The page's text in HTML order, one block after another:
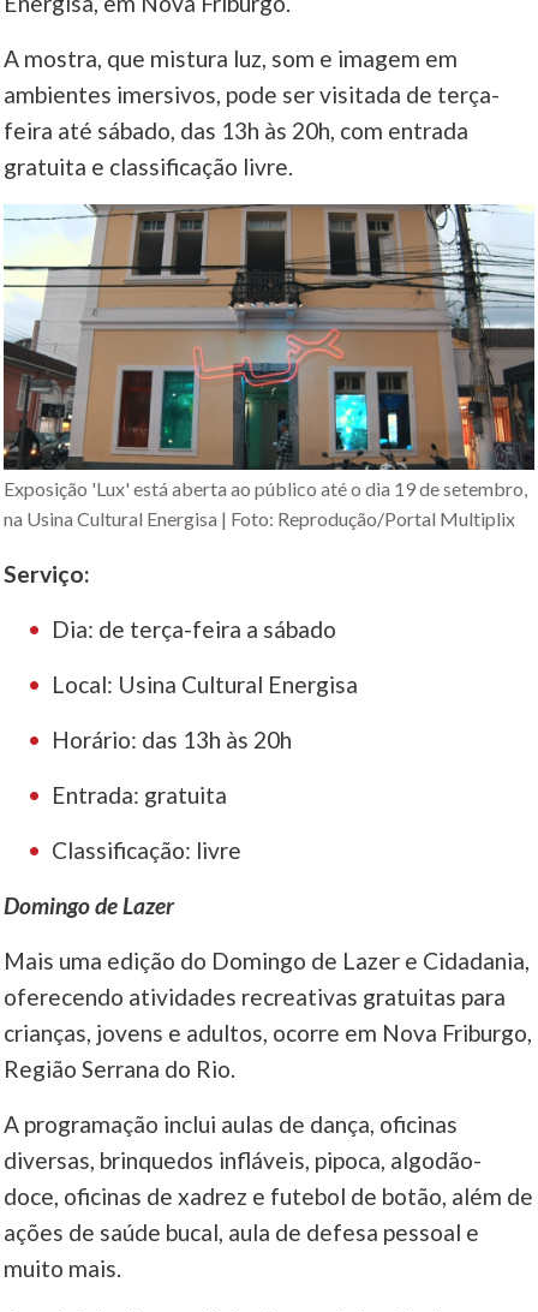
A mostra, que mistura luz, som e imagem em
ambientes imersivos, pode ser visitada de terça-
feira até sábado, das 13h às 20h, com entrada
gratuita e classificação livre.
Exposição 'Lux' está aberta ao público até o dia 19 de setembro,
na Usina Cultural Energisa | Foto: Reprodução/Portal Multiplix
Serviço:
Dia: de terça-feira a sábado
Local: Usina Cultural Energisa
Horário: das 13h às 20h
Entrada: gratuita
Classificação: livre
Domingo de Lazer
Mais uma edição do Domingo de Lazer e Cidadania,
oferecendo atividades recreativas gratuitas para
crianças, jovens e adultos, ocorre em Nova Friburgo,
Região Serrana do Rio.
A programação inclui aulas de dança, oficinas
diversas, brinquedos infláveis, pipoca, algodão-
doce, oficinas de xadrez e futebol de botão, além de
ações de saúde bucal, aula de defesa pessoal e
muito mais.